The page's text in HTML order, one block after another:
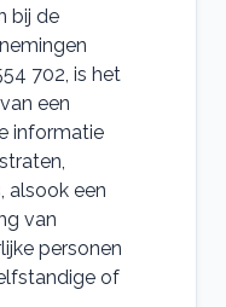
bij de
702, is het
een
informatie
alsook een
van
personen
of